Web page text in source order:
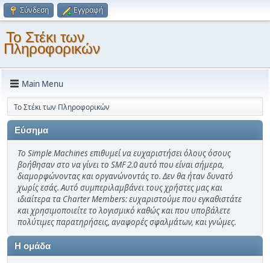
Σύνδεση Εγγραφή
Το Στέκι των
Πληροφορικών
Main Menu
Το Στέκι των Πληροφορικών
Εύσημα
Το Simple Machines επιθυμεί να ευχαριστήσει όλους όσους
βοήθησαν στο να γίνει το SMF 2.0 αυτό που είναι σήμερα,
διαμορφώνοντας και οργανώνοντάς το. Δεν θα ήταν δυνατό
χωρίς εσάς. Αυτό συμπεριλαμβάνει τους χρήστες μας και
ιδιαίτερα τα Charter Members: ευχαριστούμε που εγκαθιστάτε
και χρησιμοποιείτε το λογισμικό καθώς και που υποβάλετε
πολύτιμες παρατηρήσεις, αναφορές σφαλμάτων, και γνώμες.
Η ομάδα